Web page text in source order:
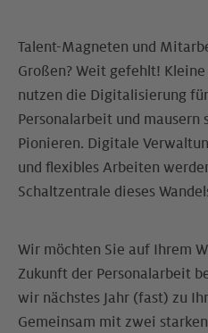
Talent-Magneten und
Großen? Weit gefehlt!
nutzen die Digitalisierung
Personalarbeit und
Pionieren. Digitale
und flexibles Arbeiten
Schaltzentrale dieses
Wir möchten Sie auf Ihrem
Zukunft der Personalarbeit
wir nächstes Jahr (fast) zu
Gemeinsam mit zwei